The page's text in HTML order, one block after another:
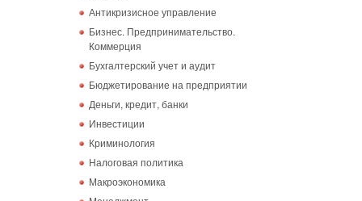
Антикризисное управление
Бизнес. Предпринимательство.
Коммерция
Бухгалтерский учет и аудит
Бюджетирование на предприятии
Деньги, кредит, банки
Инвестиции
Криминология
Налоговая политика
Макроэкономика